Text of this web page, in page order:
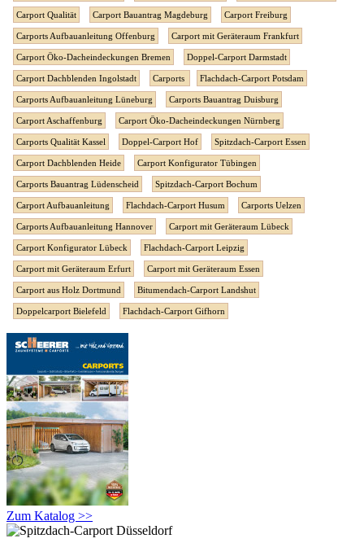
Carport Qualität Carport Bauantrag Magdeburg Carport Freiburg
Carports Aufbauanleitung Offenburg Carport mit Geräteraum Frankfurt
Carport Öko-Dacheindeckungen Bremen Doppel-Carport Darmstadt
Carport Dachblenden Ingolstadt Carports Flachdach-Carport Potsdam
Carports Aufbauanleitung Lüneburg Carports Bauantrag Duisburg
Carport Aschaffenburg Carport Öko-Dacheindeckungen Nürnberg
Carports Qualität Kassel Doppel-Carport Hof Spitzdach-Carport Essen
Carport Dachblenden Heide Carport Konfigurator Tübingen
Carports Bauantrag Lüdenscheid Spitzdach-Carport Bochum
Carport Aufbauanleitung Flachdach-Carport Husum Carports Uelzen
Carports Aufbauanleitung Hannover Carport mit Geräteraum Lübeck
Carport Konfigurator Lübeck Flachdach-Carport Leipzig
Carport mit Geräteraum Erfurt Carport mit Geräteraum Essen
Carport aus Holz Dortmund Bitumendach-Carport Landshut
Doppelcarport Bielefeld Flachdach-Carport Gifhorn
Zum Katalog >>